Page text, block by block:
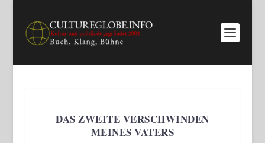
DAS ZWEITE VERSCHWINDEN
MEINES VATERS